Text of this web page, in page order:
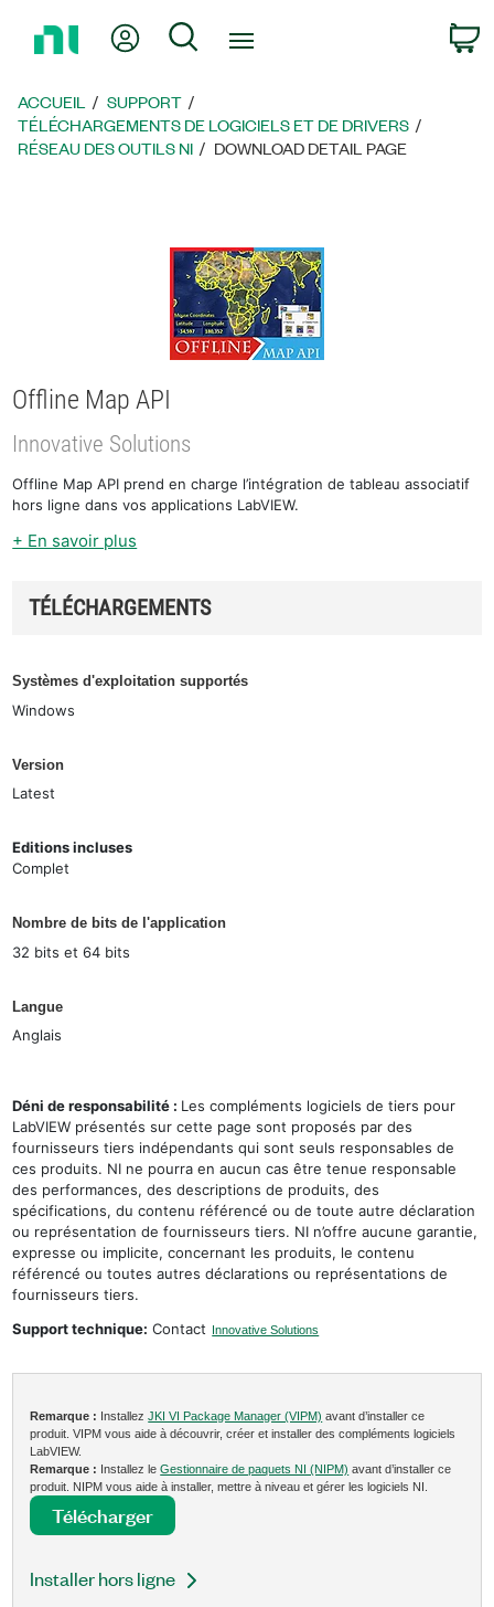
page
d’accueil
Mon compteRechercher
ACCUEIL
SUPPORT
TÉLÉCHARGEMENTS DE LOGICIELS ET DE DRIVERS
RÉSEAU DES OUTILS NI
DOWNLOAD DETAIL PAGE
Offline Map API
Innovative Solutions
Offline Map API prend en charge l’intégration de tableau associatif
hors ligne dans vos applications LabVIEW.
+ En savoir plus
TÉLÉCHARGEMENTS
Systèmes d'exploitation supportés
Windows
Version
Latest
Editions incluses
Complet
Nombre de bits de l'application
32 bits et 64 bits
Langue
Anglais
Déni de responsabilité : Les compléments logiciels de tiers pour
LabVIEW présentés sur cette page sont proposés par des
fournisseurs tiers indépendants qui sont seuls responsables de
ces produits. NI ne pourra en aucun cas être tenue responsable
des performances, des descriptions de produits, des
spécifications, du contenu référencé ou de toute autre déclaration
ou représentation de fournisseurs tiers. NI n’offre aucune garantie,
expresse ou implicite, concernant les produits, le contenu
référencé ou toutes autres déclarations ou représentations de
fournisseurs tiers.
Support technique: Contact Innovative Solutions
Remarque : InstallezJKI VI Package Manager (VIPM) avant d’installer ce
produit. VIPM vous aide à découvrir, créer et installer des compléments logiciels
LabVIEW.
Remarque : Installez leGestionnaire de paquets NI (NIPM) avant d’installer ce
produit. NIPM vous aide à installer, mettre à niveau et gérer les logiciels NI.
Télécharger
Installer hors ligne